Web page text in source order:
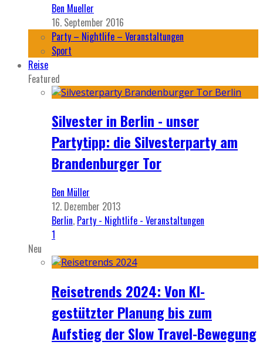
Ben Mueller
16. September 2016
Party – Nightlife – Veranstaltungen
Sport
Reise
Featured
Silvester in Berlin - unser
Partytipp: die Silvesterparty am
Brandenburger Tor
Ben Müller
12. Dezember 2013
Berlin, Party - Nightlife - Veranstaltungen
1
Neu
Reisetrends 2024: Von KI-
gestützter Planung bis zum
Aufstieg der Slow Travel-Bewegung